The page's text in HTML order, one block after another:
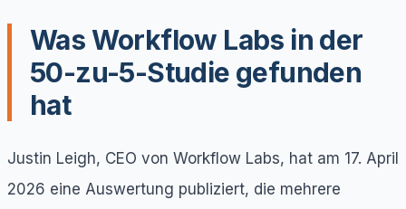
Was Workflow Labs in der
50-zu-5-Studie gefunden
hat
Justin Leigh, CEO von Workflow Labs, hat am 17. April
2026 eine Auswertung publiziert, die mehrere